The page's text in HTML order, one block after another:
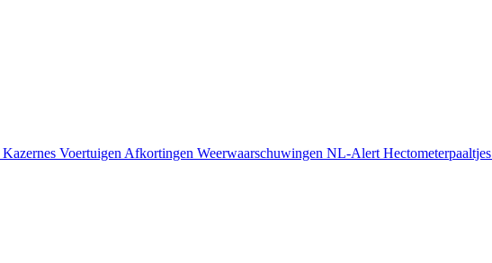
Kazernes Voertuigen Afkortingen Weerwaarschuwingen NL-Alert Hectometerpaaltjes